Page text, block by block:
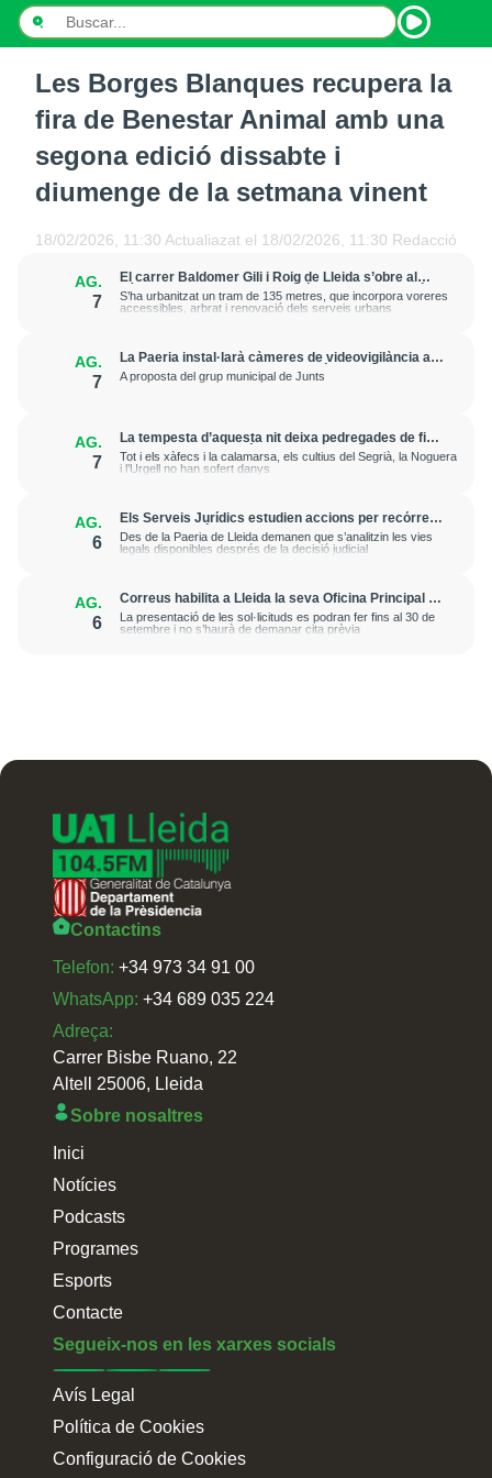
INICI
PODCASTS
PROGRAMES
ESPORTS
Les Borges Blanques recupera la
fira de Benestar Animal amb una
segona edició dissabte i
diumenge de la setmana vinent
18/02/2026, 11:30 Actualiazat el 18/02/2026, 11:30 Redacció
AG.
7
El carrer Baldomer Gili i Roig de Lleida s’obre al
trànsit per millorar la connexió entre Ciutat Jardí i
l’entorn de Rovira Roure
S’ha urbanitzat un tram de 135 metres, que incorpora voreres
accessibles, arbrat i renovació dels serveis urbans
AG.
7
La Paeria instal·larà càmeres de videovigilància a
la plaça Edil Saturnino, a l'estació
A proposta del grup municipal de Junts
AG.
7
La tempesta d’aquesta nit deixa pedregades de fins
a 7 cm a Raimat, però la verema no pateix
afectacions significatives
Tot i els xàfecs i la calamarsa, els cultius del Segrià, la Noguera
i l’Urgell no han sofert danys
AG.
6
Els Serveis Jurídics estudien accions per recórrer
l’excarceració de l’investigat per l’onada de
robatoris i incendis a l’Horta
Des de la Paeria de Lleida demanen que s’analitzin les vies
legals disponibles després de la decisió judicial
AG.
6
Correus habilita a Lleida la seva Oficina Principal i
la sucursal de Lleida Ronda per a atendre les
esmenes de regularització de migrants
La presentació de les sol·licituds es podran fer fins al 30 de
setembre i no s’haurà de demanar cita prèvia
Contactins
Telefon: +34 973 34 91 00
WhatsApp: +34 689 035 224
Adreça:
Carrer Bisbe Ruano, 22
Altell 25006, Lleida
Sobre nosaltres
Inici
Notícies
Podcasts
Programes
Esports
Contacte
Segueix-nos en les xarxes socials
Avís Legal
Política de Cookies
Configuració de Cookies